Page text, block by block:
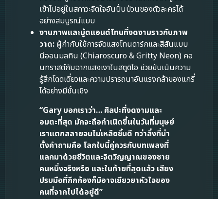
เข้าไปอยู่ในสภาวะจิตใจอันปั่นป่วนของตัวละครได้
อย่างสมบูรณ์แบบ
งานภาพและมู้ดแอนด์โทนที่งดงามราวกับภาพ
วาด: ผู้กำกับใช้การจัดแสงโทนดาร์กและสีสันแบบ
นีออนมลทิน (Chiaroscuro & Gritty Neon) คอ
นทราสต์กับฉากแสงเงาในสตูดิโอ ช่วยขับเน้นความ
รู้สึกโดดเดี่ยวและความปรารถนาอันแรงกล้าของแกรี่
ได้อย่างมีชั้นเชิง
“Gary บอกเราว่า… ศิลปะที่งดงามและ
อมตะที่สุด มักจะถือกำเนิดขึ้นในวันที่มนุษย์
เราแตกสลายจนไม่เหลือชิ้นดี ทว่าสิ่งที่น่า
ตั้งคำถามคือ โลกใบนี้คู่ควรกับบทเพลงที่
แลกมาด้วยชีวิตและจิตวิญญาณของชาย
คนหนึ่งจริงหรือ และในท้ายที่สุดแล้ว เสียง
ปรบมือที่กึกก้องก็มิอาจเยียวยาหัวใจของ
คนที่จากไปได้อยู่ดี”